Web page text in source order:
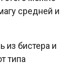
средней и
из бистера и
типа